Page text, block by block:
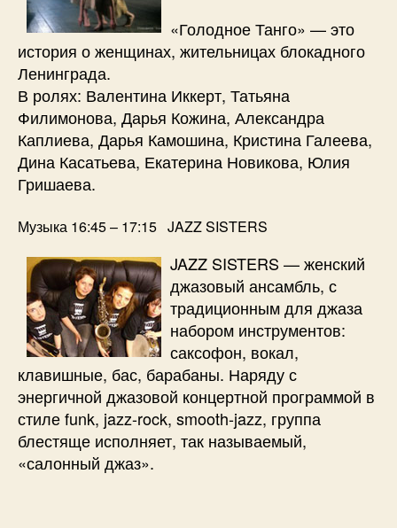
«Голодное Танго» — это
история о женщинах, жительницах блокадного
Ленинграда.
В ролях: Валентина Иккерт, Татьяна
Филимонова, Дарья Кожина, Александра
Каплиева, Дарья Камошина, Кристина Галеева,
Дина Касатьева, Екатерина Новикова, Юлия
Гришаева.
Музыка 16:45 – 17:15 JAZZ SISTERS
JAZZ SISTERS — женский
джазовый ансамбль, с
традиционным для джаза
набором инструментов:
саксофон, вокал,
клавишные, бас, барабаны. Наряду с
энергичной джазовой концертной программой в
стиле funk, jazz-rock, smooth-jazz, группа
блестяще исполняет, так называемый,
«салонный джаз».